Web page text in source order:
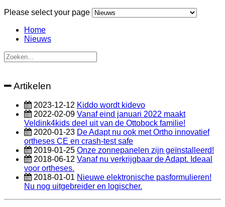
Please select your page
Home
Nieuws
Artikelen
2023-12-12 Kiddo wordt kidevo
2022-02-09 Vanaf eind januari 2022 maakt
Veldink4kids deel uit van de Ottobock familie!
2020-01-23 De Adapt nu ook met Ortho innovatief
ortheses CE en crash-test safe
2019-01-25 Onze zonnepanelen zijn geïnstalleerd!
2018-06-12 Vanaf nu verkrijgbaar de Adapt. Ideaal
voor ortheses.
2018-01-01 Nieuwe elektronische pasformulieren!
Nu nog uitgebreider en logischer.